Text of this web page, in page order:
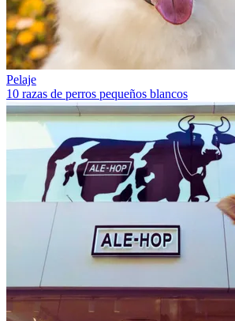
Pelaje
10 razas de perros pequeños blancos